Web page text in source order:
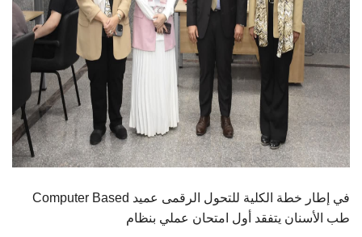
الأخبار والأحداث
تواصل معنا
Computer Based في إطار خطة الكلية للتحول الرقمى عميد
طب الأسنان يتفقد أول امتحان عملي بنظام